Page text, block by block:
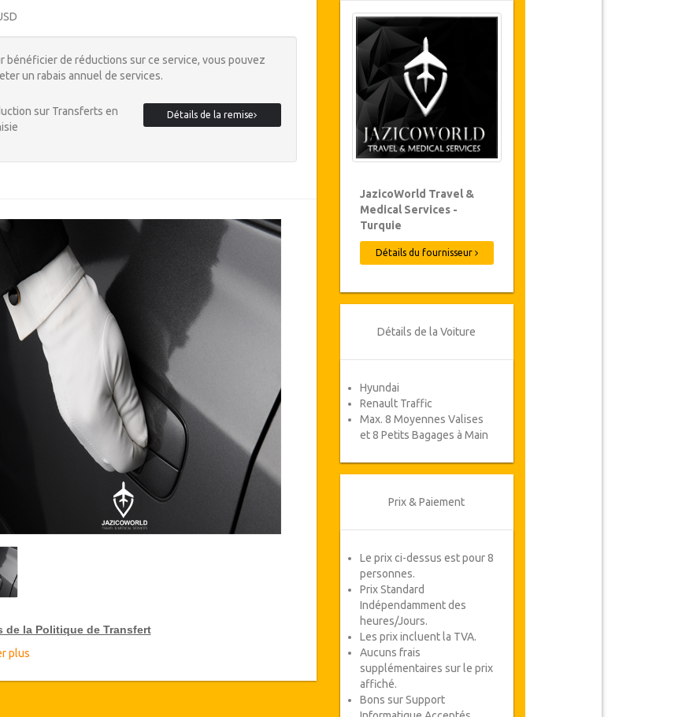
bénéficier de réductions sur ce service, vous pouvez
un rabais annuel de services.
sur Transferts en
Détails de la remise
de la Politique de Transfert
plus
JazicoWorld Travel &
Medical Services -
Turquie
Détails du fournisseur
Détails de la Voiture
Hyundai
Renault Traffic
Max. 8 Moyennes Valises
et 8 Petits Bagages à Main
Prix & Paiement
Le prix ci-dessus est pour 8
personnes.
Prix Standard
Indépendamment des
heures/Jours.
Les prix incluent la TVA.
Aucuns frais
supplémentaires sur le prix
affiché.
Bons sur Support